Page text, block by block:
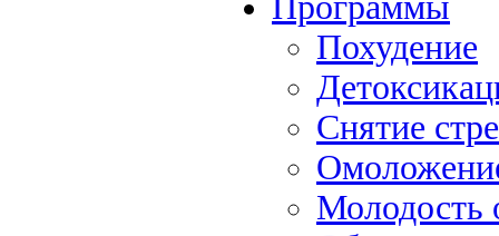
Похудение
Снятие
Молодость